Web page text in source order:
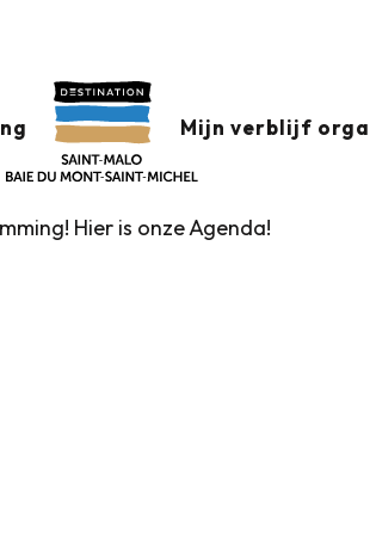
Mijn verblijf
Hier is onze Agenda!